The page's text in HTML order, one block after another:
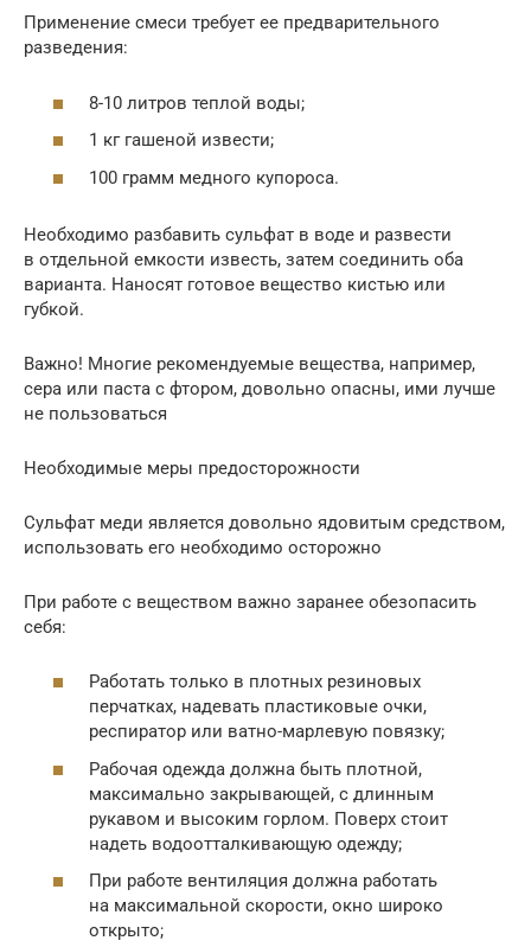
Применение смеси требует ее предварительного
разведения:
8-10 литров теплой воды;
1 кг гашеной извести;
100 грамм медного купороса.
Необходимо разбавить сульфат в воде и развести
в отдельной емкости известь, затем соединить оба
варианта. Наносят готовое вещество кистью или
губкой.
Важно! Многие рекомендуемые вещества, например,
сера или паста с фтором, довольно опасны, ими лучше
не пользоваться
Необходимые меры предосторожности
Сульфат меди является довольно ядовитым средством,
использовать его необходимо осторожно
При работе с веществом важно заранее обезопасить
себя:
Работать только в плотных резиновых
перчатках, надевать пластиковые очки,
респиратор или ватно-марлевую повязку;
Рабочая одежда должна быть плотной,
максимально закрывающей, с длинным
рукавом и высоким горлом. Поверх стоит
надеть водоотталкивающую одежду;
При работе вентиляция должна работать
на максимальной скорости, окно широко
открыто;